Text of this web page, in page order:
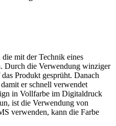
mit der Technik eines
Durch die Verwendung winziger
Produkt gesprüht. Danach
er schnell verwendet
in Vollfarbe im Digitaldruck
ist die Verwendung von
verwenden, kann die Farbe